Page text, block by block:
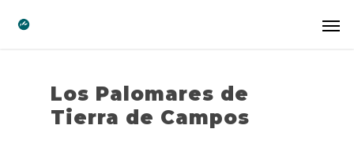
Los Palomares de
Tierra de Campos